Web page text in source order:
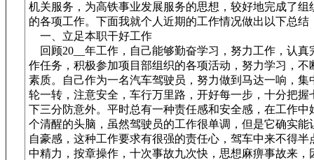
机关服务，为高铁事业发展服务的思想，较好地完成了组
的各项工作。下面我就个人近期的工作情况做出以下总结
一、立足本职干好工作
回顾20__年工作，自己能够勤奋学习，努力工作，认真
作任务，积极参加项目部组织的各项活动，努力学习，不
素质。自己作为一名汽车驾驶员，努力做到马达一响，集
轮一转，注意安全，车行万里路，开好每一步，十分把握
下三分防意外。平时总有一种责任感和安全感，在工作中
个清醒的头脑，虽然驾驶员的工作很单调，但是它确实能
自豪感，这种工作要求有很强的责任心，驾车中来不得半
中精力，按章操作，十次事故九次快，思想麻痹事故来，